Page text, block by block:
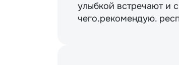
улыбкой встречают и
чего.рекомендую.